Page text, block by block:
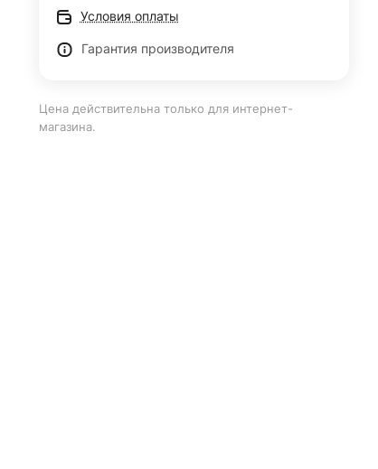
Условия оплаты
Гарантия производителя
Цена действительна только для интернет-
магазина.